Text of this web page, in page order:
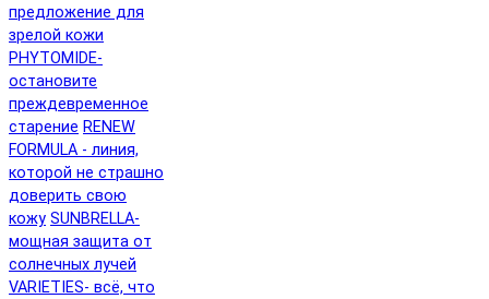
предложение для
зрелой кожи
PHYTOMIDE-
остановите
преждевременное
старение RENEW
FORMULA - линия,
которой не страшно
доверить свою
кожу SUNBRELLA-
мощная защита от
солнечных лучей
VARIETIES- всё, что